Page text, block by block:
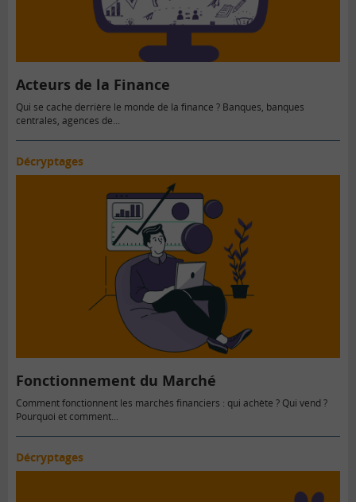
Acteurs de la Finance
Qui se cache derrière le monde de la finance ? Banques, banques
centrales, agences de...
Décryptages
Fonctionnement du Marché
Comment fonctionnent les marchés financiers : qui achète ? Qui vend ?
Pourquoi et comment...
Décryptages